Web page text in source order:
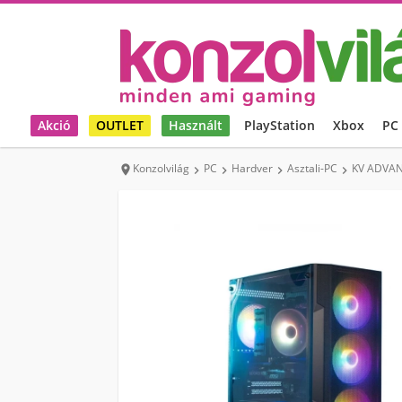
Akció OUTLET Használt PlayStation Xbox PC
 Konzolvilág  PC  Hardver  Asztali-PC  KV